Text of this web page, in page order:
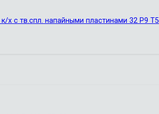
х с тв.спл. напайными пластинами 32 Р9